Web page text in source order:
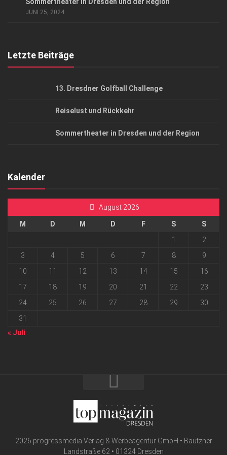
JUNI 25, 2024
Letzte Beiträge
13. Dresdner Golfball Challenge
Reiselust und Rückkehr
Sommertheater in Dresden und der Region
Kalender
August 2026
M D M D F S
S
1
2
3
4 5 6 7 8
9
10
11 12 13 14 15
16
17
18 19 20 21 22
23
24
25 26 27 28 29
30
31
« Juli
2026 progressmedia Verlag & Werbeagentur GmbH • Bautzner
Landstraße 62 • 01324 Dresden